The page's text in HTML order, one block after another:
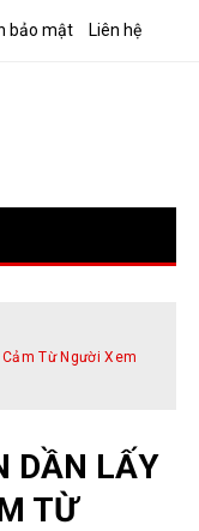
bảo mật Liên hệ
Từ Người Xem
TỪ